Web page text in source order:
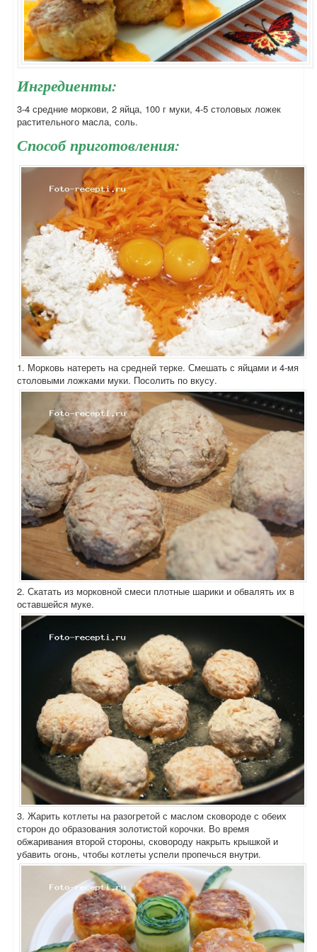
Ингредиенты:
3-4 средние моркови, 2 яйца, 100 г муки, 4-5 столовых ложек
растительного масла, соль.
Способ приготовления:
1. Морковь натереть на средней терке. Смешать с яйцами и 4-мя
столовыми ложками муки. Посолить по вкусу.
2. Скатать из морковной смеси плотные шарики и обвалять их в
оставшейся муке.
3. Жарить котлеты на разогретой с маслом сковороде с обеих
сторон до образования золотистой корочки. Во время
обжаривания второй стороны, сковороду накрыть крышкой и
убавить огонь, чтобы котлеты успели пропечься внутри.